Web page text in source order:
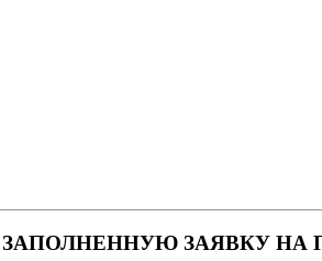
ЗАПОЛНЕННУЮ ЗАЯВКУ НА